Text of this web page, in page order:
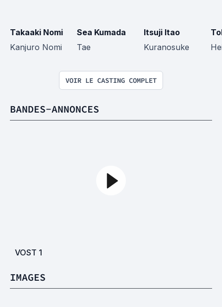
Takaaki Nomi
Kanjuro Nomi
Sea Kumada
Tae
Itsuji Itao
Kuranosuke
VOIR LE CASTING COMPLET
BANDES-ANNONCES
VOST 1
IMAGES